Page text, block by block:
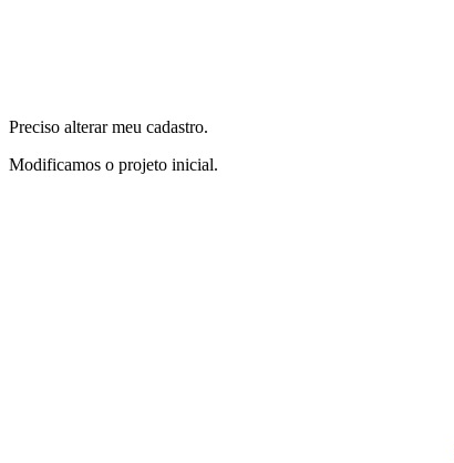
Preciso alterar meu cadastro.
Modificamos o projeto inicial.